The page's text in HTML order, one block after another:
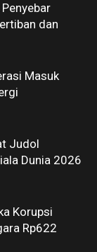
dan
Masuk
Judol
Dunia 2026
Korupsi
Rp622